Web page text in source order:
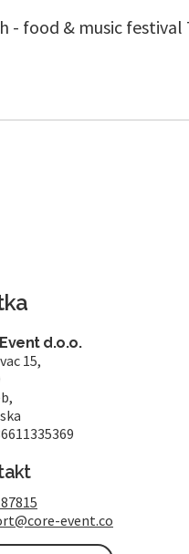
- food & music
d.o.o.
15,
event.co